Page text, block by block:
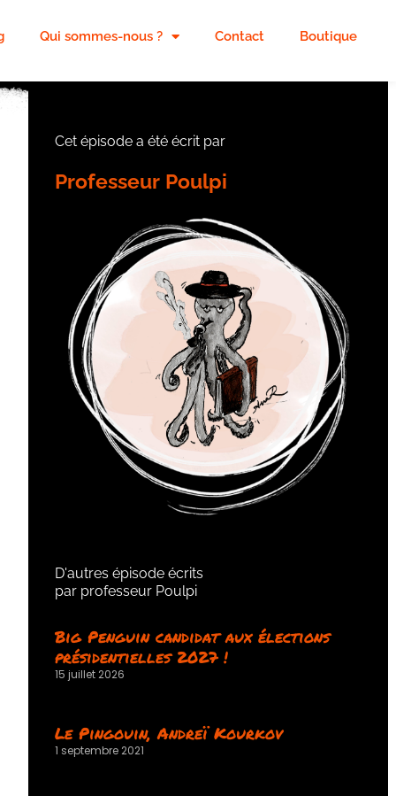
Qui sommes-nous ? Contact Boutique
Cet épisode a été écrit par
Professeur Poulpi
D'autres épisode écrits
par professeur Poulpi
Big Penguin candidat aux élections
présidentielles 2027 !
15 juillet 2026
Le Pingouin, Andreï Kourkov
1 septembre 2021